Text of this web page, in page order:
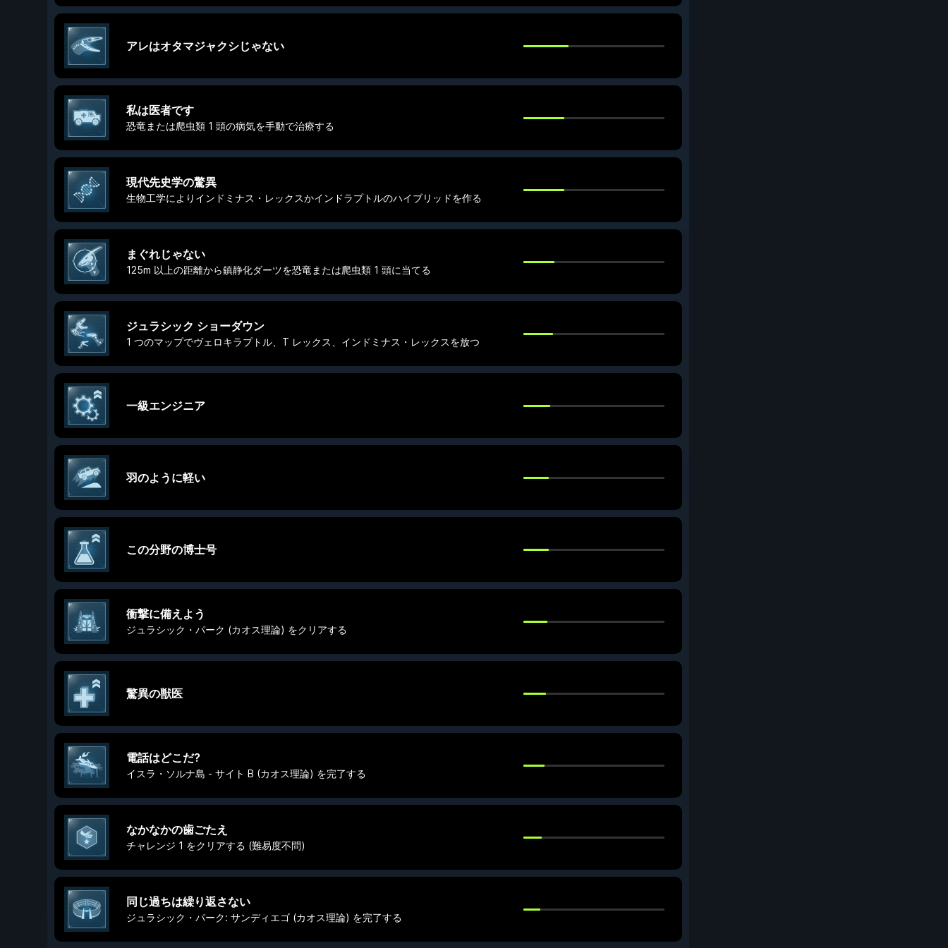
アレはオタマジャクシじゃない
私は医者です
恐竜または爬虫類 1 頭の病気を手動で治療する
現代先史学の驚異
生物工学によりインドミナス・レックスかインドラプトルのハイブリッドを作る
まぐれじゃない
125m 以上の距離から鎮静化ダーツを恐竜または爬虫類 1 頭に当てる
ジュラシック ショーダウン
1 つのマップでヴェロキラプトル、T レックス、インドミナス・レックスを放つ
一級エンジニア
羽のように軽い
この分野の博士号
衝撃に備えよう
ジュラシック・パーク (カオス理論) をクリアする
驚異の獣医
電話はどこだ?
イスラ・ソルナ島 - サイト B (カオス理論) を完了する
なかなかの歯ごたえ
チャレンジ 1 をクリアする (難易度不問)
同じ過ちは繰り返さない
ジュラシック・パーク: サンディエゴ (カオス理論) を完了する